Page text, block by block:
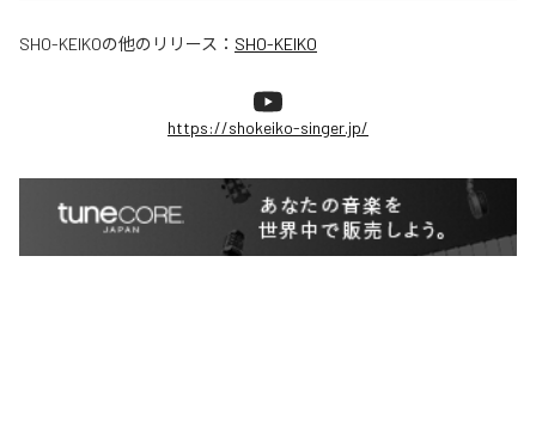
SHO-KEIKOの他のリリース： SHO-KEIKO
https://shokeiko-singer.jp/